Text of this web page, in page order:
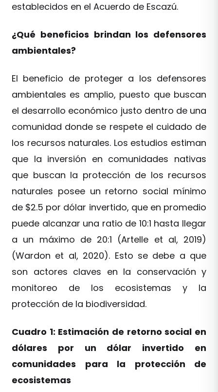
establecidos en el Acuerdo de Escazú.
¿Qué beneficios brindan los defensores
ambientales?
El beneficio de proteger a los defensores
ambientales es amplio, puesto que buscan
el desarrollo económico justo dentro de una
comunidad donde se respete el cuidado de
los recursos naturales. Los estudios estiman
que la inversión en comunidades nativas
que buscan la protección de los recursos
naturales posee un retorno social mínimo
de $2.5 por dólar invertido, que en promedio
puede alcanzar una ratio de 10:1 hasta llegar
a un máximo de 20:1 (Artelle et al, 2019)
(Wardon et al, 2020). Esto se debe a que
son actores claves en la conservación y
monitoreo de los ecosistemas y la
protección de la biodiversidad.
Cuadro 1: Estimación de retorno social en
dólares por un dólar invertido en
comunidades para la protección de
ecosistemas